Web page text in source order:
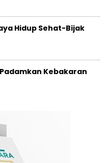
Hidup Sehat-Bijak
Kebakaran